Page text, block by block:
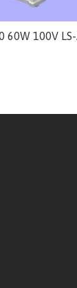
100V LS-